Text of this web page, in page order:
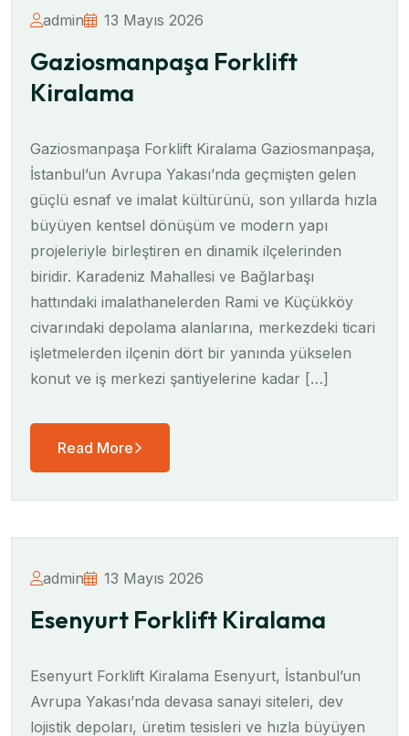
admin 13 Mayıs 2026
Gaziosmanpaşa Forklift
Kiralama
Gaziosmanpaşa Forklift Kiralama Gaziosmanpaşa,
İstanbul’un Avrupa Yakası’nda geçmişten gelen
güçlü esnaf ve imalat kültürünü, son yıllarda hızla
büyüyen kentsel dönüşüm ve modern yapı
projeleriyle birleştiren en dinamik ilçelerinden
biridir. Karadeniz Mahallesi ve Bağlarbaşı
hattındaki imalathanelerden Rami ve Küçükköy
civarındaki depolama alanlarına, merkezdeki ticari
işletmelerden ilçenin dört bir yanında yükselen
konut ve iş merkezi şantiyelerine kadar […]
Read More
admin 13 Mayıs 2026
Esenyurt Forklift Kiralama
Esenyurt Forklift Kiralama Esenyurt, İstanbul’un
Avrupa Yakası’nda devasa sanayi siteleri, dev
lojistik depoları, üretim tesisleri ve hızla büyüyen